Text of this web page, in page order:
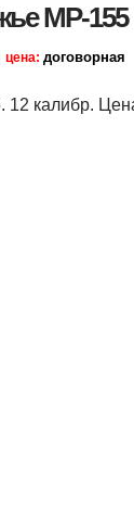
МР-155
цена: договорная
калибр.